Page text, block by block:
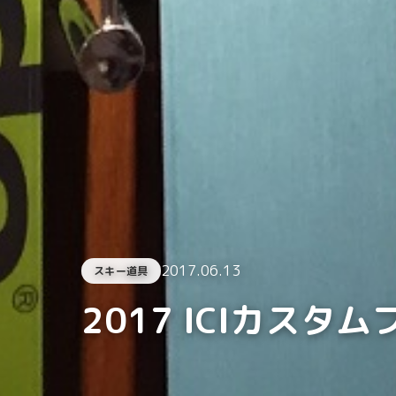
スキー道具 2017.06.13
2017 ICIカスタム